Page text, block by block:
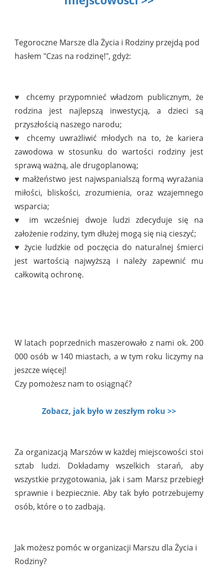
Tegoroczne Marsze dla Życia i Rodziny przejdą pod
hasłem "Czas na rodzinę!", gdyż:
♥ chcemy przypomnieć władzom publicznym, że
rodzina jest najlepszą inwestycją, a dzieci są
przyszłością naszego narodu;
♥ chcemy uwrażliwić młodych na to, że kariera
zawodowa w stosunku do wartości rodziny jest
sprawą ważną, ale drugoplanową;
♥ małżeństwo jest najwspanialszą formą wyrażania
miłości, bliskości, zrozumienia, oraz wzajemnego
wsparcia;
♥ im wcześniej dwoje ludzi zdecyduje się na
założenie rodziny, tym dłużej mogą się nią cieszyć;
♥ życie ludzkie od poczęcia do naturalnej śmierci
jest wartością najwyższą i należy zapewnić mu
całkowitą ochronę.
W latach poprzednich maszerowało z nami ok. 200
000 osób w 140 miastach, a w tym roku liczymy na
jeszcze więcej!
Czy pomożesz nam to osiągnąć?
Zobacz, jak było w zeszłym roku >>
Za organizacją Marszów w każdej miejscowości stoi
sztab ludzi. Dokładamy wszelkich starań, aby
wszystkie przygotowania, jak i sam Marsz przebiegł
sprawnie i bezpiecznie. Aby tak było potrzebujemy
osób, które o to zadbają.
Jak możesz pomóc w organizacji Marszu dla Życia i
Rodziny?